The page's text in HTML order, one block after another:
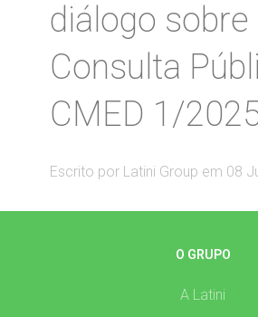
diálogo sobre
Consulta
CMED 1/
Escrito por Latini Group em 08
O GRUPO
A Latini